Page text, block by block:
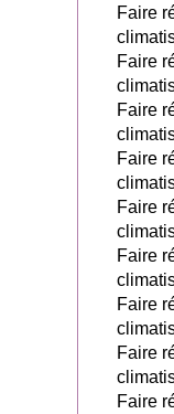
Faire
Faire
Faire
Faire
Faire
Faire
Faire
Faire
Faire